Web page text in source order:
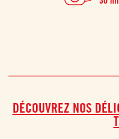
DÉCOUVREZ NOS